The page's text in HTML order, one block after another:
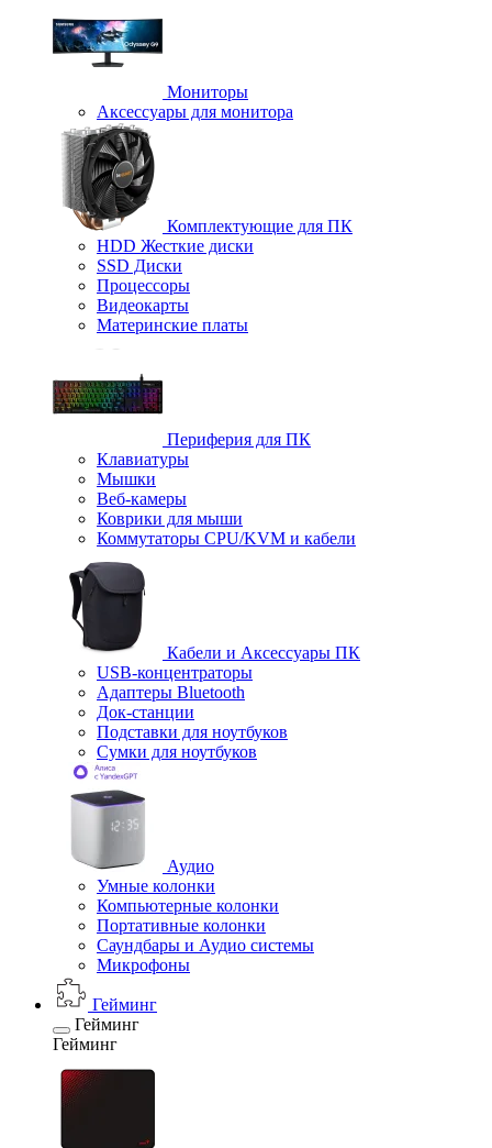
Мониторы
Аксессуары для монитора
Комплектующие для ПК
HDD Жесткие диски
SSD Диски
Процессоры
Видеокарты
Материнские платы
Периферия для ПК
Клавиатуры
Мышки
Веб-камеры
Коврики для мыши
Коммутаторы CPU/KVM и кабели
Кабели и Аксессуары ПК
USB-концентраторы
Адаптеры Bluetooth
Док-станции
Подставки для ноутбуков
Сумки для ноутбуков
Аудио
Умные колонки
Компьютерные колонки
Портативные колонки
Саундбары и Аудио системы
Микрофоны
Гейминг
Гейминг
Гейминг